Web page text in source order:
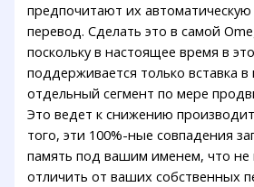
предпочитают их автоматическую
перевод. Сделать это в самой
поскольку в настоящее время в
поддерживается только вставка
отдельный сегмент по мере
Это ведет к снижению
того, эти 100%-ные совпадения
память под вашим именем, что не
отличить от ваших собственных